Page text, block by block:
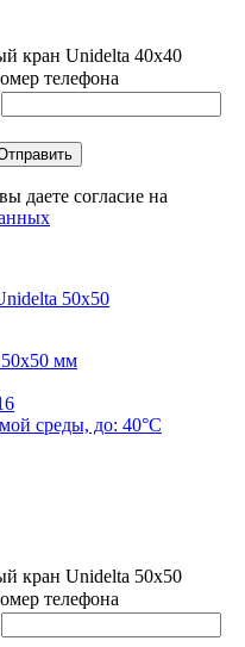
кран Unidelta 40x40
телефона
даете согласие на
50x50
50х50 мм
среды, до: 40°С
кран Unidelta 50x50
телефона